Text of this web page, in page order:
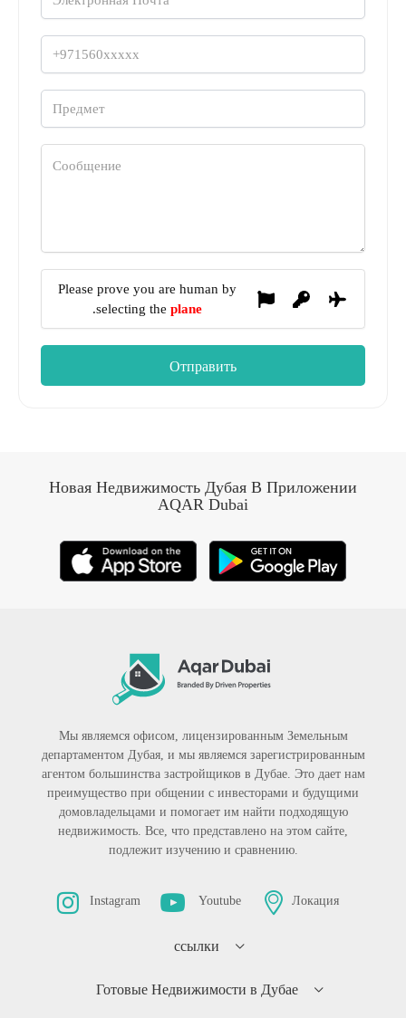
Please prove you are human by
selecting the plane
.
Новая Недвижимость Дубая В Приложении
AQAR Dubai
Мы являемся офисом, лицензированным Земельным
департаментом Дубая, и мы являемся зарегистрированным
агентом большинства застройщиков в Дубае. Это дает нам
преимущество при общении с инвесторами и будущими
домовладельцами и помогает им найти подходящую
недвижимость. Все, что представлено на этом сайте,
подлежит изучению и сравнению.
Instagram Youtube Локация
ссылки
Готовые Недвижимости в Дубае